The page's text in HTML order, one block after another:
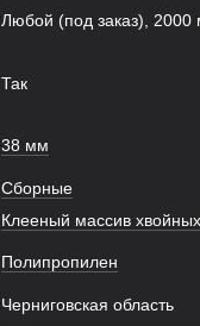
Любой (под заказ), 2000
Так
38 мм
Сборные
Клееный массив
Полипропилен
Черниговская область